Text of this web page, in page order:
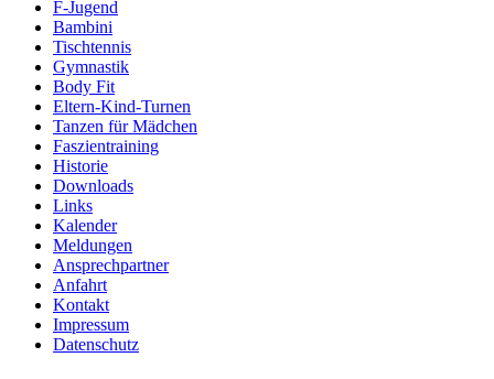
F-Jugend
Bambini
Tischtennis
Gymnastik
Body Fit
Eltern-Kind-Turnen
Tanzen für Mädchen
Faszientraining
Historie
Downloads
Links
Kalender
Meldungen
Ansprechpartner
Anfahrt
Kontakt
Impressum
Datenschutz